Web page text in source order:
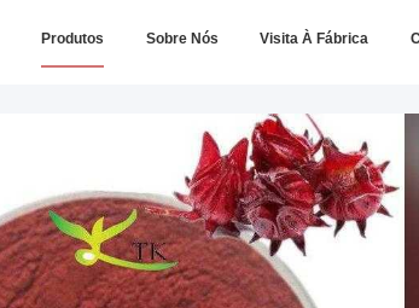
Produtos Sobre Nós Visita À Fábrica